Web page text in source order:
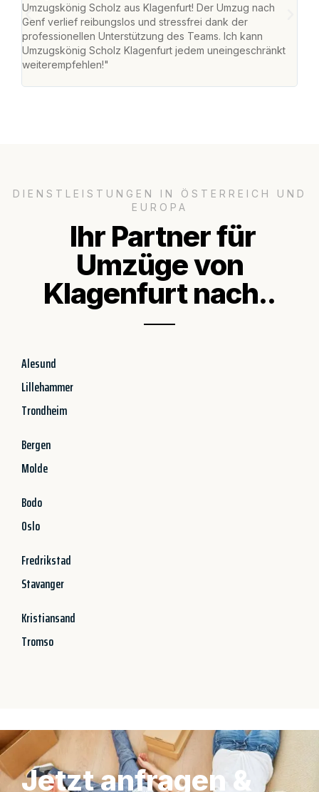
Umzugskönig Scholz aus Klagenfurt! Der Umzug nach
Genf verlief reibungslos und stressfrei dank der
professionellen Unterstützung des Teams. Ich kann
Umzugskönig Scholz Klagenfurt jedem uneingeschränkt
weiterempfehlen!"
DIENSTLEISTUNGEN IN ÖSTERREICH UND
EUROPA
Ihr Partner für
Umzüge von
Klagenfurt nach..
Alesund
Lillehammer
Trondheim
Bergen
Molde
Bodo
Oslo
Fredrikstad
Stavanger
Kristiansand
Tromso
Jetzt anfragen &